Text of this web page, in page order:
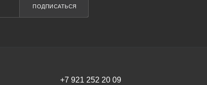
ПОДПИСАТЬСЯ
+7 921 252 20 09